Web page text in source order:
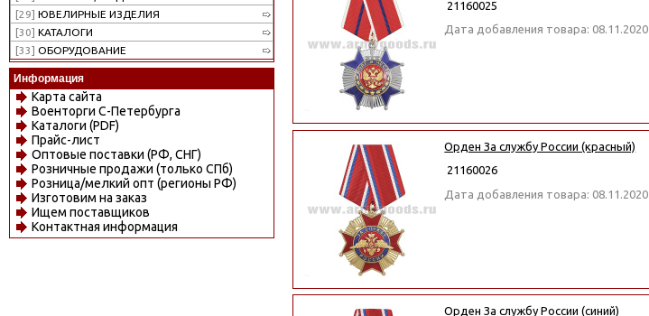
[29] ЮВЕЛИРНЫЕ ИЗДЕЛИЯ
[30] КАТАЛОГИ
[33] ОБОРУДОВАНИЕ
Информация
Карта сайта
Военторги С-Петербурга
Каталоги (PDF)
Прайс-лист
Оптовые поставки (РФ, СНГ)
Розничные продажи (только СПб)
Розница/мелкий опт (регионы РФ)
Изготовим на заказ
Ищем поставщиков
Контактная информация
21160025
Дата добавления товара: 08.11.2020
Орден За службу России (красный)
21160026
Дата добавления товара: 08.11.2020
Орден За службу России (синий)